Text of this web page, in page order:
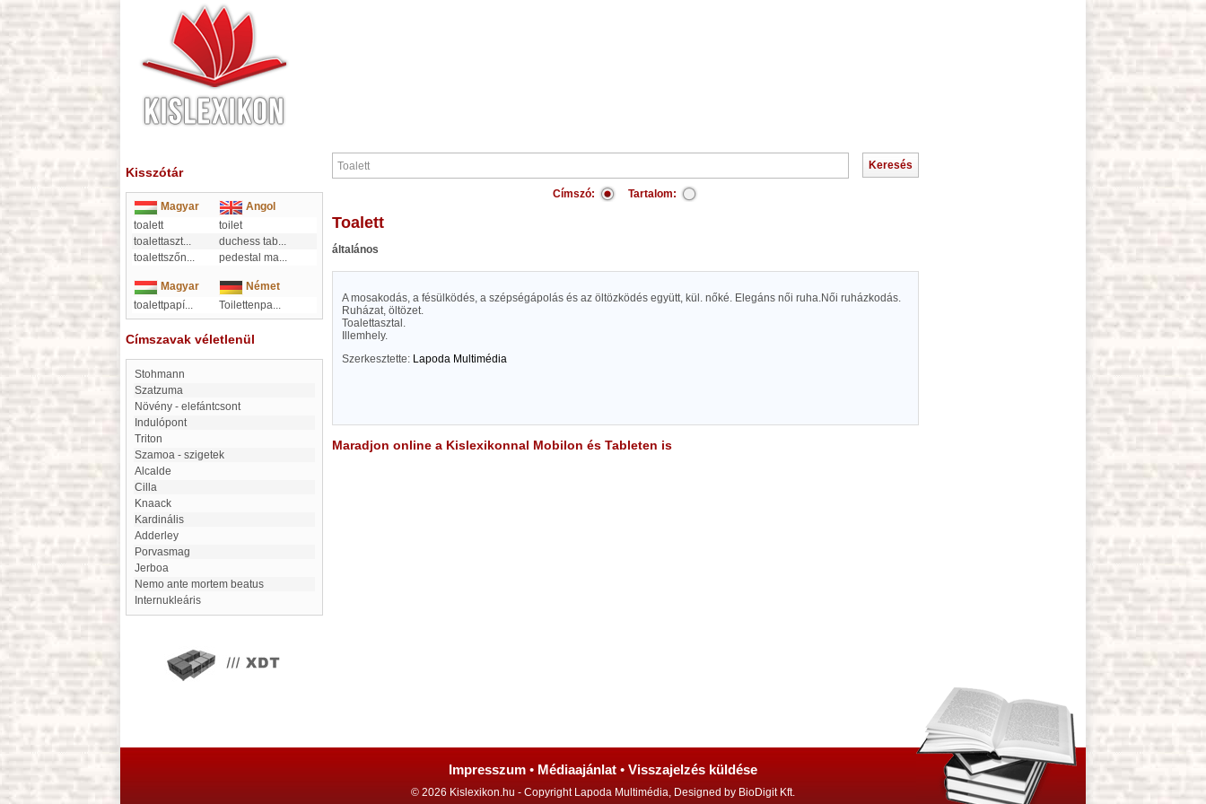
Kisszótár
Magyar
Angol
toalett
toilet
toalettaszt... duchess tab...
toalettszőn... pedestal ma...
Magyar
Német
toalettpapí... Toilettenpa...
Címszavak véletlenül
Stohmann
Szatzuma
Növény - elefántcsont
Indulópont
Triton
Szamoa - szigetek
Alcalde
Cilla
Knaack
kardinális
Adderley
porvasmag
Jerboa
Nemo ante mortem beatus
internukleáris
Címszó: Tartalom:
Toalett
általános
A mosakodás, a fésülködés, a szépségápolás és az öltözködés együtt, kül. nőké. Elegáns női ruha.Női ruházkodás.
Ruházat, öltözet.
Toalettasztal.
Illemhely.
Szerkesztette: Lapoda Multimédia
Maradjon online a Kislexikonnal Mobilon és Tableten is
Impresszum • Médiaajánlat • Visszajelzés küldése
© 2026 Kislexikon.hu - Copyright Lapoda Multimédia, Designed by BioDigit Kft.